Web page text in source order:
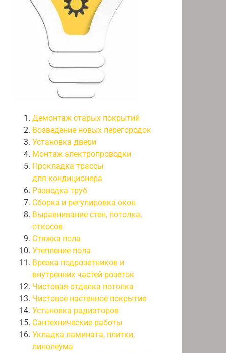
Демонтаж старых покрытий
Возведение новых перегородок
Установка двери
Монтаж электропроводки
Прокладка трассы
для кондиционера
Разводка труб
Сборка и регулировка окон
Выравнивание стен, потолка,
откосов
Стяжка пола
Утепление пола
Врезка подрозетников и
внутренних частей розеток
Чистовая отделка потолка
Чистовое настенное покрытие
Установка радиаторов
Сантехнические работы
Укладка ламината, плитки,
линолеума